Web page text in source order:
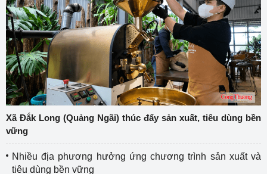
Xã Đắk Long (Quảng Ngãi) thúc đẩy sản xuất, tiêu dùng bền
vững
Nhiều địa phương hưởng ứng chương trình sản xuất và
tiêu dùng bền vững